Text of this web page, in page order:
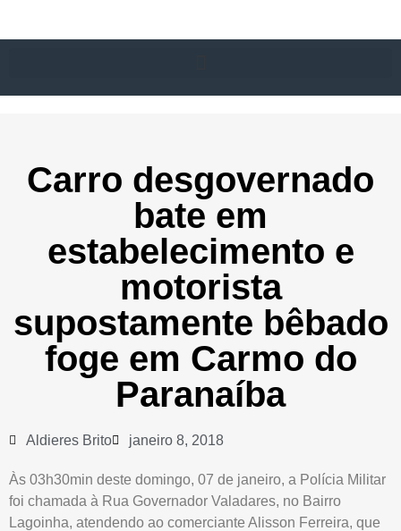
Carro desgovernado
bate em
estabelecimento e
motorista
supostamente bêbado
foge em Carmo do
Paranaíba
Aldieres Brito janeiro 8, 2018
Às 03h30min deste domingo, 07 de janeiro, a Polícia Militar
foi chamada à Rua Governador Valadares, no Bairro
Lagoinha, atendendo ao comerciante Alisson Ferreira, que